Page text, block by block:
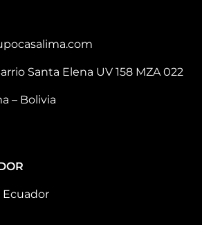
Santa Elena UV 158 MZA 022
– Bolivia
Ecuador